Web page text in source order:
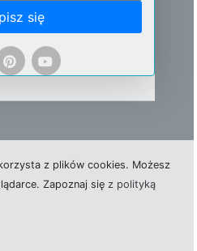
się
orzysta z plików cookies. Możesz
Zapoznaj się z polityką